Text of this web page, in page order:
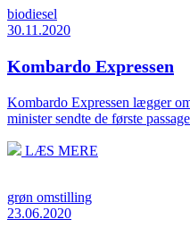
biodiesel
30.11.2020
Kombardo Expressen
Kombardo Expressen lægger
minister sendte de første
LÆS MERE
grøn omstilling
23.06.2020